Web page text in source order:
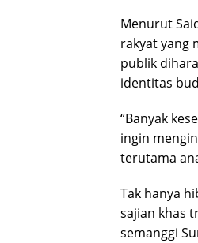
Menurut
rakyat yang
publik
identitas
“Banyak
ingin
terutama
Tak hanya
sajian khas
semanggi